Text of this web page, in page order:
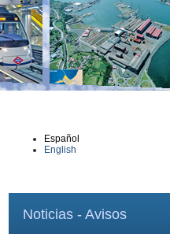
Español
English
Noticias - Avisos